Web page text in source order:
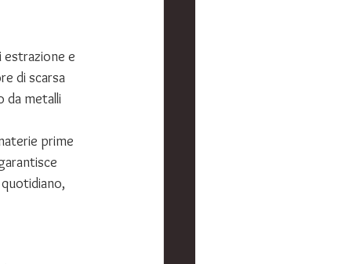
estrazione e
di scarsa
da metalli
prime